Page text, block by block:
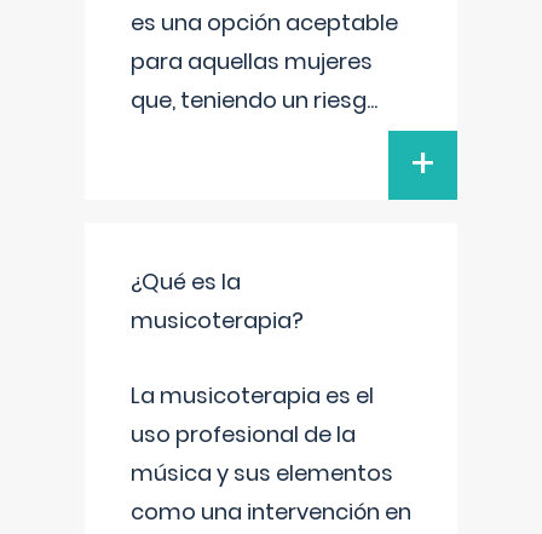
es una opción aceptable
para aquellas mujeres
que, teniendo un riesg...
+
¿Qué es la
musicoterapia?
La musicoterapia es el
uso profesional de la
música y sus elementos
como una intervención en